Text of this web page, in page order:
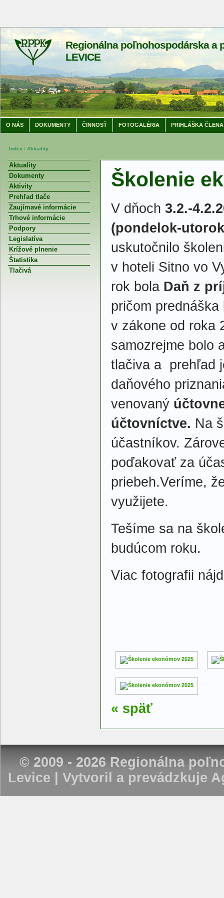
Regionálna poľnohospodárska a
LEVICE
O NÁS DOKUMENTY ČINNOSŤ FOTOGALÉRIA PRIHLÁŠKA ČLENA
Index / Aktuality
Aktuality
Dokumenty
Aktivity
Prehľad tlače
Zaujímavé informácie
Trhové informácie
Podpory
Legislatíva
Krížové plnenie
Štatistika
Tlačivá
Školenie
V dňoch 3.2.-
(pondelok-
uskutočnilo
v hoteli Sitno vo
rok bola Daň z
pričom
v zákone od roka
samozrejme bolo
tlačiva a prehľad
daňového
venovaný
účtovníctve. Na
účastníkov.
poďakovať za
priebeh.Veríme,
využijete.
Tešíme sa na
budúcom roku.
Viac fotografii
« späť
© 2009 - 2026 Regionálna
Levice | Vytvoril a prevádzkuje